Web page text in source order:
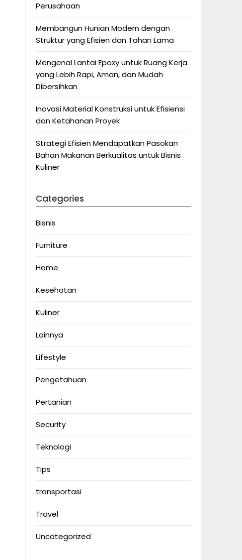
Perusahaan
Membangun Hunian Modern dengan
Struktur yang Efisien dan Tahan Lama
Mengenal Lantai Epoxy untuk Ruang Kerja
yang Lebih Rapi, Aman, dan Mudah
Dibersihkan
Inovasi Material Konstruksi untuk Efisiensi
dan Ketahanan Proyek
Strategi Efisien Mendapatkan Pasokan
Bahan Makanan Berkualitas untuk Bisnis
Kuliner
Categories
Bisnis
Furniture
Home
Kesehatan
Kuliner
Lainnya
Lifestyle
Pengetahuan
Pertanian
Security
Teknologi
Tips
transportasi
Travel
Uncategorized